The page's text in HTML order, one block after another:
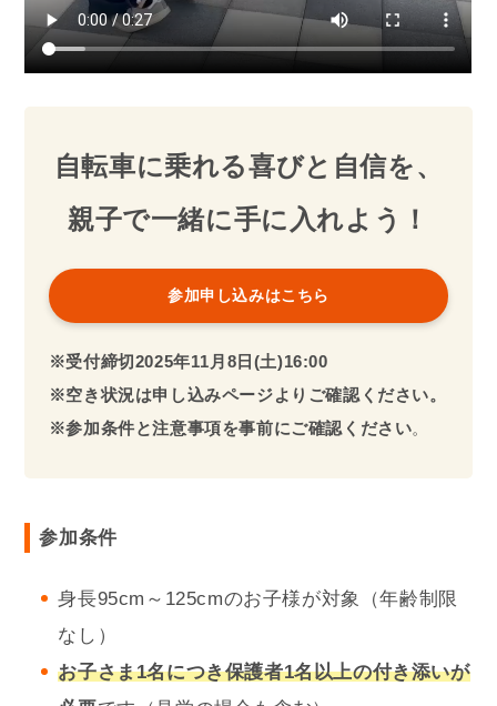
自転車に乗れる喜びと自信を、
親子で一緒に手に入れよう！
参加申し込みはこちら
※受付締切2025年11月 8日(土)16:00
※空き状況は申し込みページよりご確認ください。
※参加条件と注意事項を事前にご確認ください。
参加条件
身長95cm～125cmのお子様が対象（年齢制限
なし）
お子さま1名につき保護者1名以上の付き添いが